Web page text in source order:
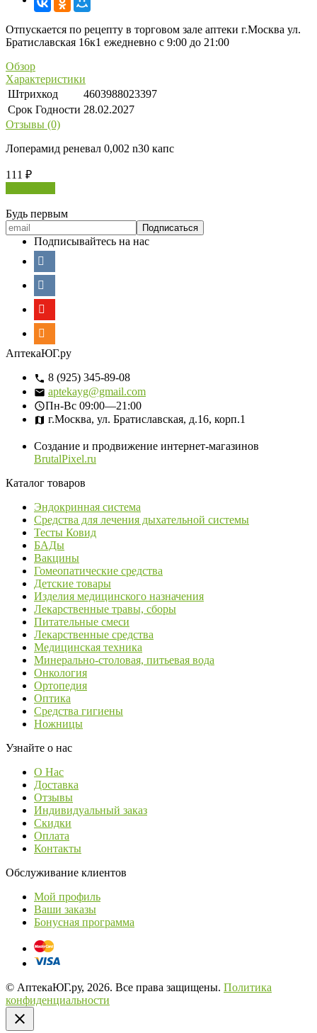
Отпускается по рецепту в торговом зале аптеки г.Москва ул.
Братиславская 16к1 ежедневно с 9:00 до 21:00
Обзор
Характеристики
Штрихкод
4603988023397
Срок Годности 28.02.2027
Отзывы (0)
Лоперамид реневал 0,002 n30 капс
111 ₽
Будь первым
Подписывайтесь на нас
АптекаЮГ.ру
8 (925) 345-89-08
aptekayg@gmail.com
Пн-Вс 09:00—21:00
г.Москва, ул. Братиславская, д.16, корп.1
Создание и продвижение интернет-магазинов
BrutalPixel.ru
Каталог товаров
Эндокринная система
Средства для лечения дыхательной системы
Тесты Ковид
БАДы
Вакцины
Гомеопатические средства
Детские товары
Изделия медицинского назначения
Лекарственные травы, сборы
Питательные смеси
Лекарственные средства
Медицинская техника
Минерально-столовая, питьевая вода
Онкология
Ортопедия
Оптика
Средства гигиены
Ножницы
Узнайте о нас
О Нас
Доставка
Отзывы
Индивидуальный заказ
Скидки
Оплата
Контакты
Обслуживание клиентов
Мой профиль
Ваши заказы
Бонусная программа
© АптекаЮГ.ру, 2026. Все права защищены. Политика
конфиденциальности